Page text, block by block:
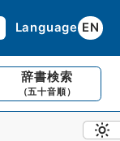
Language EN
辞書検索
（五十音順）